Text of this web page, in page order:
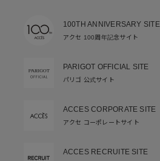
100TH ANNIVERSARY SITE
アクセ 100周年記念サイト
PARIGOT OFFICIAL SITE
パリゴ 公式サイト
ACCES CORPORATE SITE
アクセ コーポレートサイト
ACCES RECRUITE SITE